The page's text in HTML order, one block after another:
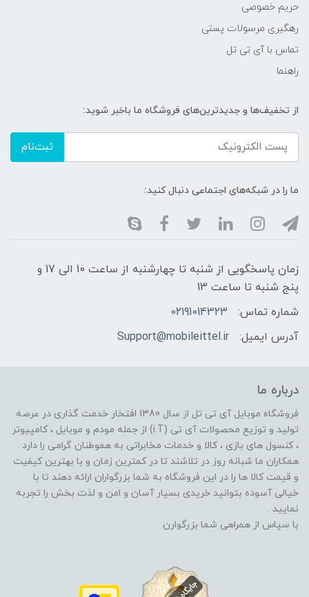
حریم خصوصی
رهگیری مرسولات پستی
تماس با آی تی تل
راهنما
از تخفیف‌ها و جدیدترین‌های فروشگاه ما باخبر شوید:
ثبت‌نام
ما را در شبکه‌های اجتماعی دنبال کنید:
زمان پاسخگویی از شنبه تا چهارشنبه از ساعت 10 الی 17 و
پنج شنبه تا ساعت 13
شماره تماس:
02191014323
آدرس ایمیل:
Support@mobileittel.ir
درباره ما
فروشگاه موبایل آی تی تل از سال 1380 افتخار خدمت گذاری در عرصه
تولید و توزیع محصولات آی تی (i.T) از جمله مودم و موبایل ، کامپیوتر
، کنسول های بازی ، کالا و خدمات مخابراتی به هموطنان گرامی را دارد .
همکاران ما شبانه روز در تلاشند تا در کمترین زمان و با بهترین کیفیت
و قیمت کالا ها را در این فروشگاه به شما بزرگواران ارائه دهند تا با
خیالی آسوده بتوانید خریدی بسیار آسان و امن و لذت بخش را تجربه
نمایید .
با سپاس از همراهی شما بزرگوارن